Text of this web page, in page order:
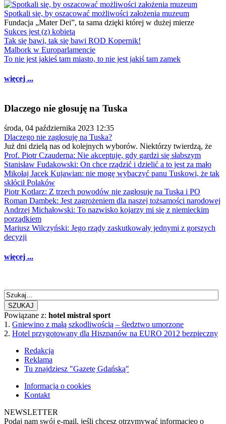
Spotkali się, by oszacować możliwości założenia muzeum
Fundacja „Mater Dei”, ta sama dzięki której w dużej mierze
Sukces jest (z) kobietą
Tak się bawi, tak się bawi ROD Kopernik!
Malbork w Europarlamencie
To nie jest jakieś tam miasto, to nie jest jakiś tam zamek
więcej ...
Dlaczego nie głosuję na Tuska
środa, 04 października 2023 12:35
Dlaczego nie zagłosuję na Tuska?
Już dni dzielą nas od kolejnych wyborów. Niektórzy twierdzą, że
Prof. Piotr Czauderna: Nie akceptuję, gdy gardzi się słabszym
Stanisław Fudakowski: On chce rządzić i dzielić a to jest za mało
Mikołaj Jacek Kujawian: nie mogę wybaczyć panu Tuskowi, że tak
skłócił Polaków
Piotr Kotlarz: Z trzech powodów nie zagłosuję na Tuska i PO
Roman Dambek: Jest zagrożeniem dla naszej tożsamości narodowej
Andrzej Michałowski: To nazwisko kojarzy mi się z niemieckim
porządkiem
Mariusz Wilczyński: Jego rządy zaskutkowały jednymi z gorszych
decyzji
więcej ...
SZUKAJ
Powiązane z: hotel mistral sport
1. Gniewino z małą szkodliwością – śledztwo umorzone
2. Hotel przygotowany dla Hiszpanów na EURO 2012 bezpieczny
Redakcja
Reklama
Tu znajdziesz "Gazetę Gdańską"
Informacja o cookies
Kontakt
NEWSLETTER
Podaj nam swój e-mail, jeśli chcesz otrzymywać informacjęo o